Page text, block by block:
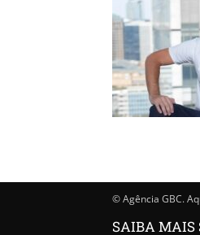
© Agência GBC.
SAIBA MAIS